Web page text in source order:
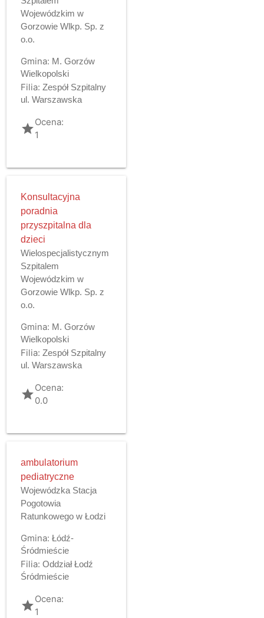
Wojewódzkim w
Gorzowie Wlkp. Sp. z
o.o.
Gmina: M. Gorzów
Wielkopolski
Filia: Zespół Szpitalny
ul. Warszawska
gradeOcena:
1
Konsultacyjna
poradnia
przyszpitalna dla
dzieci
Wielospecjalistycznym
Szpitalem
Wojewódzkim w
Gorzowie Wlkp. Sp. z
o.o.
Gmina: M. Gorzów
Wielkopolski
Filia: Zespół Szpitalny
ul. Warszawska
gradeOcena:
0.0
ambulatorium
pediatryczne
Wojewódzka Stacja
Pogotowia
Ratunkowego w Łodzi
Gmina: Łódź-
Śródmieście
Filia: Oddział Łodź
Śródmieście
gradeOcena:
1